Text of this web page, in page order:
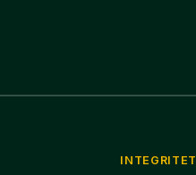
INTEGRITET